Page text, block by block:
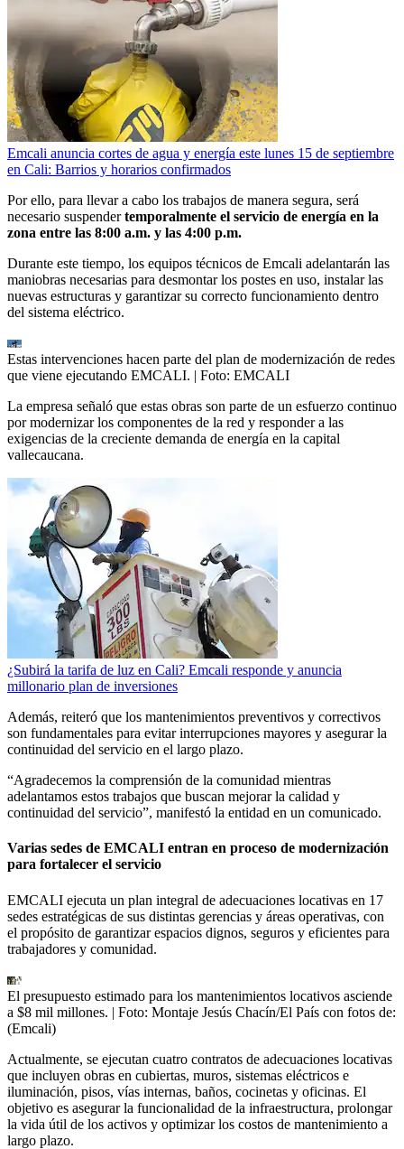
Emcali anuncia cortes de agua y energía este lunes 15 de septiembre
en Cali: Barrios y horarios confirmados
Por ello, para llevar a cabo los trabajos de manera segura, será
necesario suspendertemporalmente el servicio de energía en la
zona entre las 8:00 a.m. y las 4:00 p.m.
Durante este tiempo, los equipos técnicos de Emcali adelantarán las
maniobras necesarias para desmontar los postes en uso, instalar las
nuevas estructuras y garantizar su correcto funcionamiento dentro
del sistema eléctrico.
Estas intervenciones hacen parte del plan de modernización de redes
que viene ejecutando EMCALI. | Foto: EMCALI
La empresa señaló que estas obras son parte de un esfuerzo continuo
por modernizar los componentes de la red y responder a las
exigencias de la creciente demanda de energía en la capital
vallecaucana.
¿Subirá la tarifa de luz en Cali? Emcali responde y anuncia
millonario plan de inversiones
Además, reiteró que los mantenimientos preventivos y correctivos
son fundamentales para evitar interrupciones mayores y asegurar la
continuidad del servicio en el largo plazo.
“Agradecemos la comprensión de la comunidad mientras
adelantamos estos trabajos que buscan mejorar la calidad y
continuidad del servicio”, manifestó la entidad en un comunicado.
Varias sedes de EMCALI entran en proceso de modernización
para fortalecer el servicio
EMCALI ejecuta un plan integral de adecuaciones locativas en 17
sedes estratégicas de sus distintas gerencias y áreas operativas, con
el propósito de garantizar espacios dignos, seguros y eficientes para
trabajadores y comunidad.
El presupuesto estimado para los mantenimientos locativos asciende
a $8 mil millones. | Foto: Montaje Jesús Chacín/El País con fotos de:
(Emcali)
Actualmente, se ejecutan cuatro contratos de adecuaciones locativas
que incluyen obras en cubiertas, muros, sistemas eléctricos e
iluminación, pisos, vías internas, baños, cocinetas y oficinas. El
objetivo es asegurar la funcionalidad de la infraestructura, prolongar
la vida útil de los activos y optimizar los costos de mantenimiento a
largo plazo.